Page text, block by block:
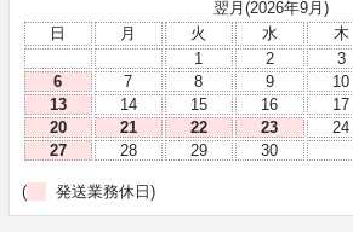
翌月(2026年9月)
日
月 火 水 木
1
2 3
6
7 8 9 10
13
14 15 16 17
20
21 22 23 24
27
28 29 30
( 発送業務休日)